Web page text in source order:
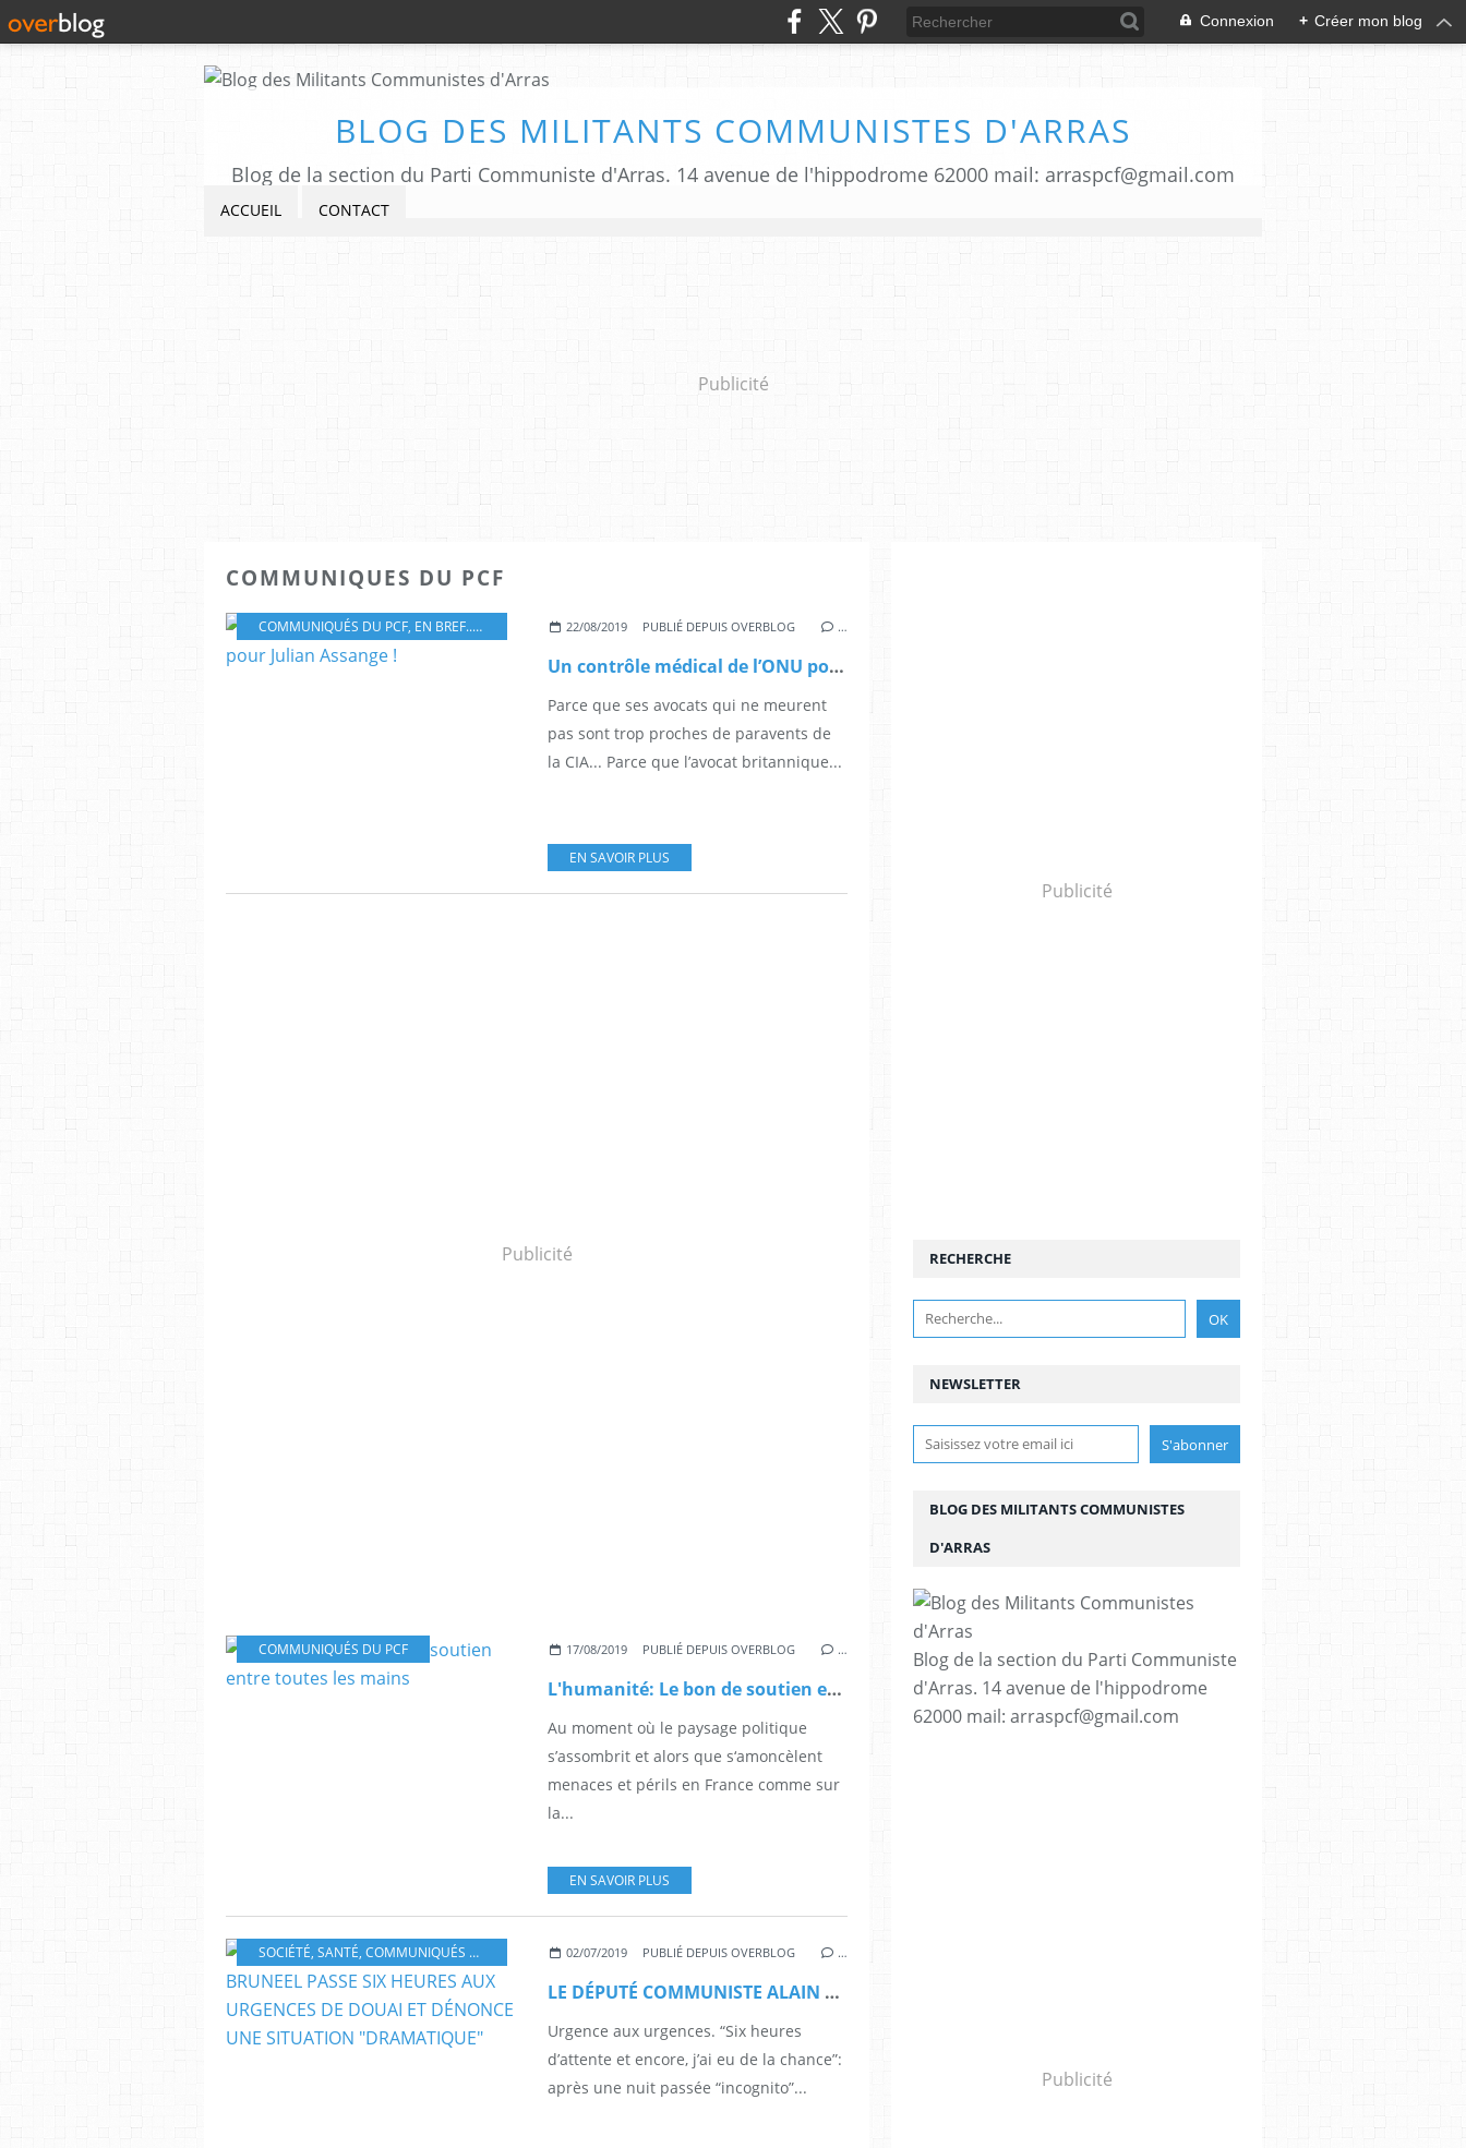
Connexion + Créer mon blog
BLOG DES MILITANTS COMMUNISTES D'ARRAS
Blog de la section du Parti Communiste d'Arras. 14 avenue de l'hippodrome 62000 mail: arraspcf@gmail.com
ACCUEIL CONTACT
Publicité
COMMUNIQUES DU PCF
COMMUNIQUÉS DU PCF, EN BREF... , 22/08/2019 PUBLIÉ DEPUIS OVERBLOG …
Un contrôle médical de l’ONU pour Julian Assange !
Parce que ses avocats qui ne meurent
pas sont trop proches de paravents de
la CIA... Parce que l’avocat britannique...
EN SAVOIR PLUS
Publicité
COMMUNIQUÉS DU PCF 17/08/2019 PUBLIÉ DEPUIS OVERBLOG …
L'humanité: Le bon de soutien entre toutes les mains
Au moment où le paysage politique
s’assombrit et alors que s‘amoncèlent
menaces et périls en France comme sur
la...
EN SAVOIR PLUS
SOCIÉTÉ, SANTÉ, COMMUNIQUÉS DU PCF INFOS PCF02/07/2019 PUBLIÉ DEPUIS OVERBLOG …
LE DÉPUTÉ COMMUNISTE ALAIN BRUNEEL PASSE SIX HEURES AUX URGENCES DE DOUAI ET DÉNONCE UNE SITUATION "DRAMATIQUE"
Urgence aux urgences. “Six heures
d’attente et encore, j’ai eu de la chance”:
après une nuit passée “incognito”...
Publicité
NEWSLETTER
RECHERCHE
BLOG DES MILITANTS COMMUNISTES
D'ARRAS
Blog de la section du Parti Communiste
d'Arras. 14 avenue de l'hippodrome
62000 mail: arraspcf@gmail.com
Publicité